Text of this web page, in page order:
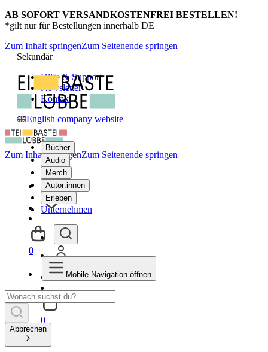
AB SOFORT VERSANDKOSTENFREI BESTELLEN!
*gilt nur für Bestellungen innerhalb DE
Zum Inhalt springenZum Seitenende springen
Sekundär
Hilfe & Support
Newsletter
Kontakt
English company website
Bücher
Audio
Merch
Autor:innen
Erleben
Unternehmen
0
Zum Inhalt springenZum Seitenende springen
0
Mobile Navigation öffnen
Abbrechen